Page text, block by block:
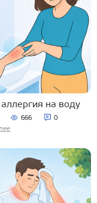
аллергия на воду
666 0